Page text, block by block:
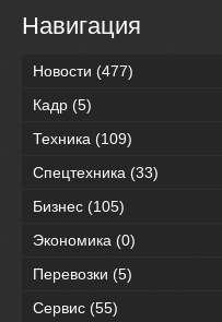
Навигация
Новости (477)
Кадр (5)
Техника (109)
Спецтехника (33)
Бизнес (105)
Экономика (0)
Перевозки (5)
Сервис (55)